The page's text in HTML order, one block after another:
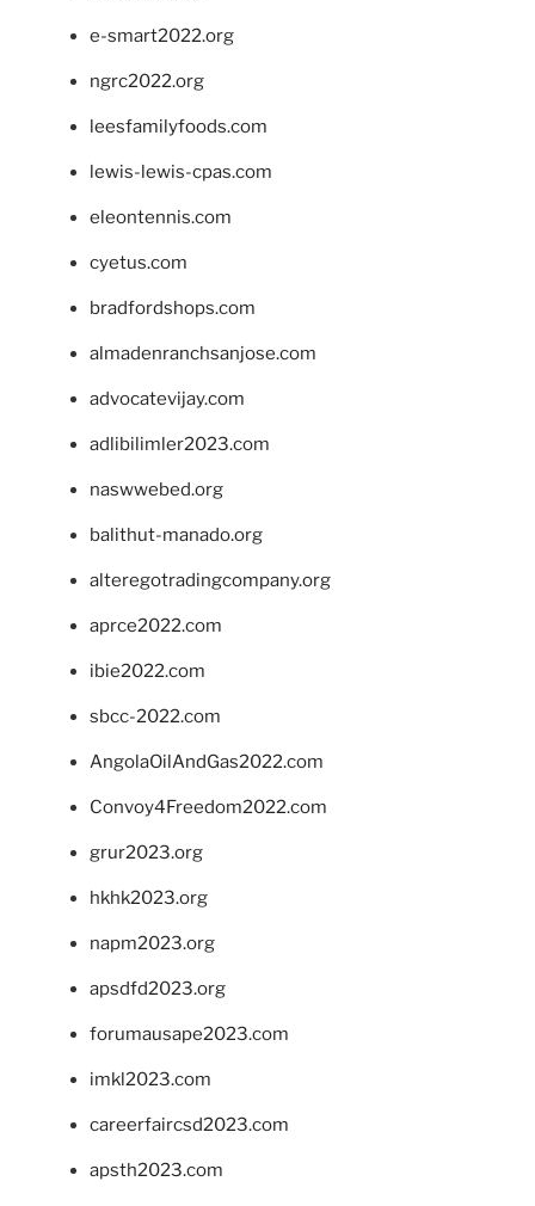
e-smart2022.org
ngrc2022.org
leesfamilyfoods.com
lewis-lewis-cpas.com
eleontennis.com
cyetus.com
bradfordshops.com
almadenranchsanjose.com
advocatevijay.com
adlibilimler2023.com
naswwebed.org
balithut-manado.org
alteregotradingcompany.org
aprce2022.com
ibie2022.com
sbcc-2022.com
AngolaOilAndGas2022.com
Convoy4Freedom2022.com
grur2023.org
hkhk2023.org
napm2023.org
apsdfd2023.org
forumausape2023.com
imkl2023.com
careerfaircsd2023.com
apsth2023.com